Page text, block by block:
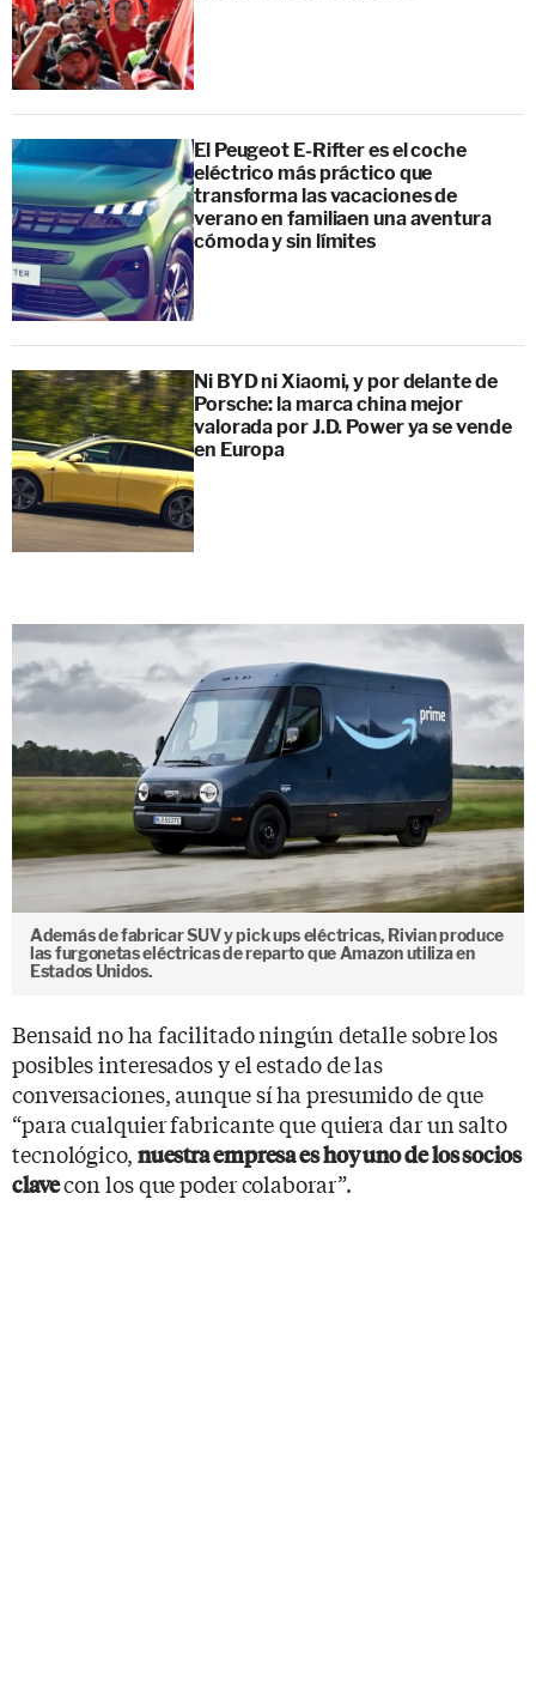
El Peugeot E-Rifter es el coche
eléctrico más práctico que
transforma las vacaciones de
verano en familiaen una aventura
cómoda y sin límites
Ni BYD ni Xiaomi, y por delante de
Porsche: la marca china mejor
valorada por J.D. Power ya se vende
en Europa
Además de fabricar SUV y pick ups eléctricas, Rivian produce
las furgonetas eléctricas de reparto que Amazon utiliza en
Estados Unidos.
Bensaid no ha facilitado ningún detalle sobre los
posibles interesados y el estado de las
conversaciones, aunque sí ha presumido de que
“para cualquier fabricante que quiera dar un salto
tecnológico, nuestra empresa es hoy uno de los socios
clavecon los que poder colaborar”.